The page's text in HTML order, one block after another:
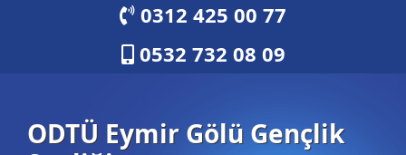
0312 425 00 77
0532 732 08 09
ODTÜ Eymir Gölü Gençlik